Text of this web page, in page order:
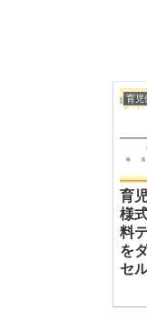
育児
育
様
料
を
セ